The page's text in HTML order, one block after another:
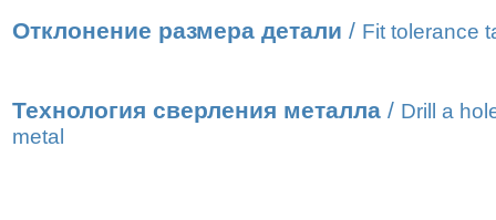
Отклонение размера детали / Fit tolerance
Технология сверления металла / Drill a
metal